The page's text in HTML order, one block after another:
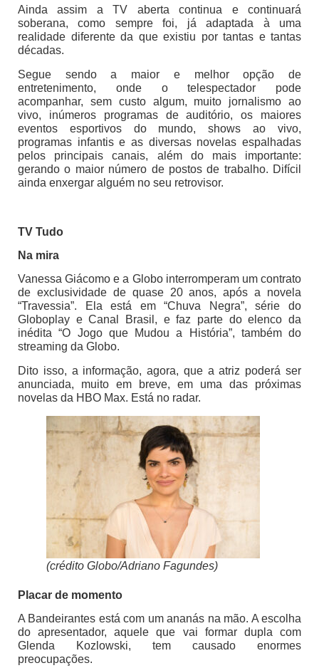
Ainda assim a TV aberta continua e continuará
soberana, como sempre foi, já adaptada à uma
realidade diferente da que existiu por tantas e tantas
décadas.
Segue sendo a maior e melhor opção de
entretenimento, onde o telespectador pode
acompanhar, sem custo algum, muito jornalismo ao
vivo, inúmeros programas de auditório, os maiores
eventos esportivos do mundo, shows ao vivo,
programas infantis e as diversas novelas espalhadas
pelos principais canais, além do mais importante:
gerando o maior número de postos de trabalho. Difícil
ainda enxergar alguém no seu retrovisor.
TV Tudo
Na mira
Vanessa Giácomo e a Globo interromperam um contrato
de exclusividade de quase 20 anos, após a novela
“Travessia”. Ela está em “Chuva Negra”, série do
Globoplay e Canal Brasil, e faz parte do elenco da
inédita “O Jogo que Mudou a História”, também do
streaming da Globo.
Dito isso, a informação, agora, que a atriz poderá ser
anunciada, muito em breve, em uma das próximas
novelas da HBO Max. Está no radar.
(crédito Globo/Adriano Fagundes)
Placar de momento
A Bandeirantes está com um ananás na mão. A escolha
do apresentador, aquele que vai formar dupla com
Glenda Kozlowski, tem causado enormes
preocupações.